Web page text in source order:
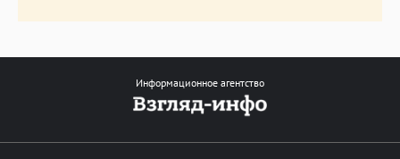
Информационное агентство